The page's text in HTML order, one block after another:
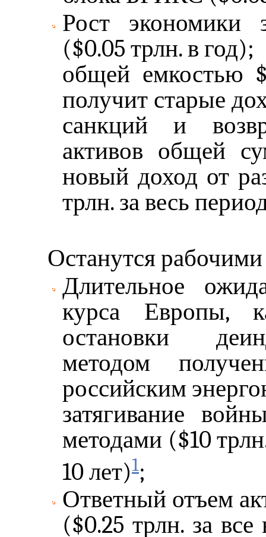
Рост экономики
($0.05 трлн. в год);
общей емкостью
получит старые
санкций и
активов общей
новый доход от
трлн. за весь
Останутся
Длительное
курса Европы,
остановки
методом
российским
затягивание
методами ($10
10 лет)1;
Ответный отъем
($0.25 трлн. за